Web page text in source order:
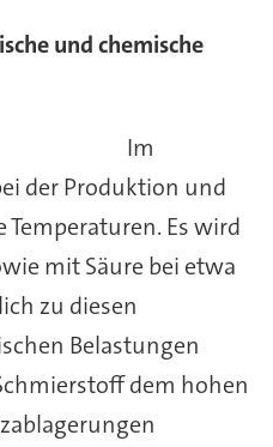
und chemische
Im
der Produktion und
Temperaturen. Es wird
mit Säure bei etwa
zu diesen
Belastungen
dem hohen